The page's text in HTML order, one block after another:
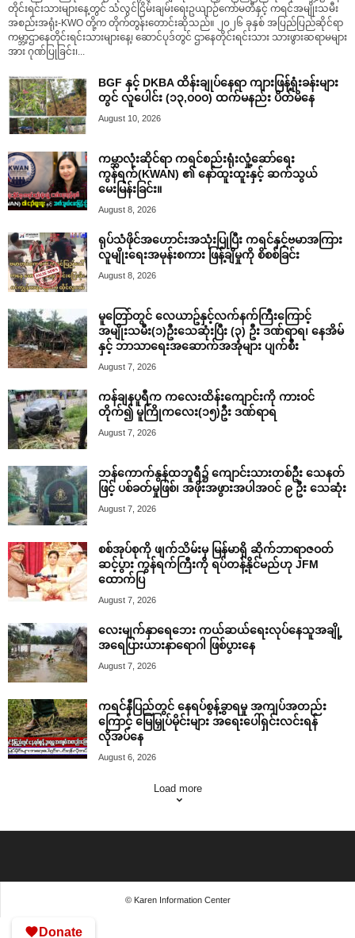
တိုင်းရင်းသားများနေ့တွင် သံလွင်ငြိမ်းချမ်းရေးဥယျာဉ်ကော်မတီနှင့် ကရင်အမျိုးသမီး
အစည်းအရုံး-KWO တို့က တိုက်တွန်းတောင်းဆိုသည်။ ၂၀၂၆ ခုနှစ် အပြည်ပြည်ဆိုင်ရာ
ကမ္ဘာ့ဌာနေတိုင်းရင်းသားများနေ့၊ ဆောင်ပုဒ်တွင် ဌာနေတိုင်းရင်းသား သားဖွားဆရာမများ
အား ဂုဏ်ပြုခြင်း၊...
BGF နှင့် DKBA ထိန်းချုပ်နေရာ ကျားဖြန့်ရုံးခန်းများ
တွင် လူပေါင်း (၁၃,၀၀၀) ထက်မနည်း ပိတ်မိနေ
August 10, 2026
ကမ္ဘာလုံးဆိုင်ရာ ကရင်စည်းရုံးလှုံ့ဆော်ရေး
ကွန်ရက်(KWAN) ၏ နော်ထူးထူးနှင့် ဆက်သွယ်
မေးမြန်းခြင်း။
August 8, 2026
ရုပ်သံဖိုင်အဟောင်းအသုံးပြုပြီး ကရင်နှင့်ဗမာအကြား
လူမျိုးရေးအမုန်းစကား ဖြန့်ချိမှုကို စိစစ်ခြင်း
August 8, 2026
မူတြော်တွင် လေယာဥ်နှင့်လက်နက်ကြီးကြောင့်
အမျိုးသမီး(၁)ဦးသေဆုံးပြီး (၃) ဦး ဒဏ်ရာရ၊ နေအိမ်
နှင့် ဘာသာရေးအဆောက်အအုံများ ပျက်စီး
August 7, 2026
ကန်ချနပူရီက ကလေးထိန်းကျောင်းကို ကားဝင်
တိုက်၍ မူကြိုကလေး(၁၅)ဦး ဒဏ်ရာရ
August 7, 2026
ဘန်ကောက်နွန်ထဘူရီ၌ ကျောင်းသားတစ်ဦး သေနတ်
ဖြင့် ပစ်ခတ်မှုဖြစ်၊ အဖိုးအဖွားအပါအဝင် ၉ ဦး သေဆုံး
August 7, 2026
စစ်အုပ်စုကို ဖျက်သိမ်းမှ မြန်မာရှိ ဆိုက်ဘာရာဇဝတ်
ဆင့်ပွား ကွန်ရက်ကြီးကို ရပ်တန့်နိုင်မည်ဟု JFM
ထောက်ပြ
August 7, 2026
လေးမျက်နှာရေဘေး ကယ်ဆယ်ရေးလုပ်နေသူအချို့
အရေပြားယားနာရောဂါ ဖြစ်ပွားနေ
August 7, 2026
ကရင်နီပြည်တွင် နေရပ်စွန့်ခွာရမှု အကျပ်အတည်း
ကြောင့် မြေမြှုပ်မိုင်းများ အရေးပေါ်ရှင်းလင်းရန်
လိုအပ်နေ
August 6, 2026
Load more
© Karen Information Center
Donate